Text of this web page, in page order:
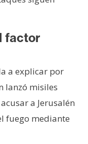
factor
a explicar por
lanzó misiles
a Jerusalén
fuego mediante